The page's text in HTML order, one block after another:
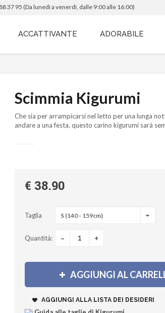
37 95 (Da lunedì a venerdì, dalle 9:00 alle 16:00)
ACCATTIVANTE ADORABILE
Scimmia Kigurumi
Che sia per arrampicarsi nel letto per una lunga
andare a una festa, questo carino kigurumi sarà
€ 38.90
Taglia S (140 - 159cm)
Quantità: - +
AGGIUNGI AL
AGGIUNGI ALLA LISTA DEI DESIDERI